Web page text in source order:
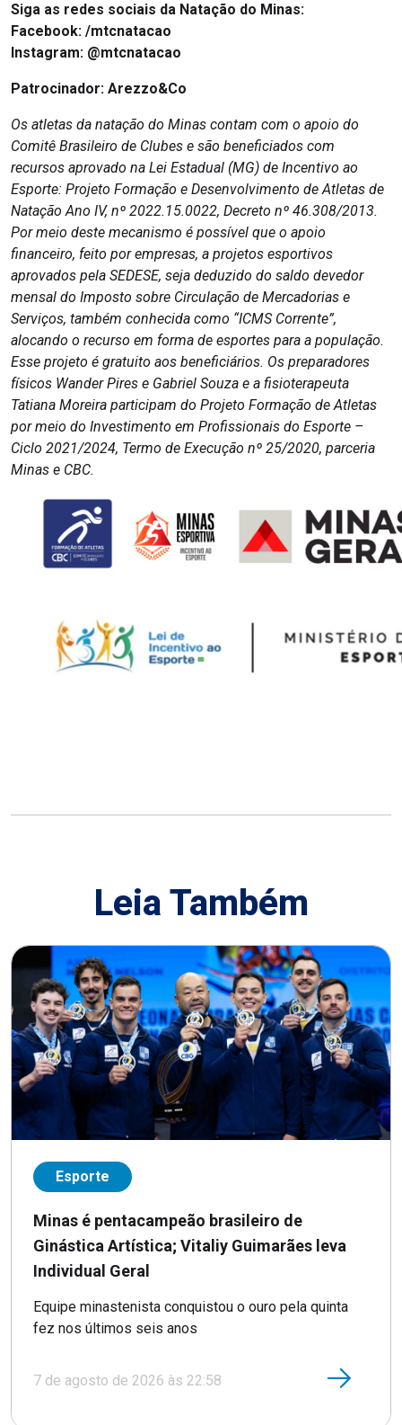
Siga as redes sociais da Natação do Minas:
Facebook: /mtcnatacao
Instagram: @mtcnatacao
Patrocinador: Arezzo&Co
Os atletas da natação do Minas contam com o apoio do
Comitê Brasileiro de Clubes e são beneficiados com
recursos aprovado na Lei Estadual (MG) de Incentivo ao
Esporte: Projeto Formação e Desenvolvimento de Atletas de
Natação Ano IV, nº 2022.15.0022, Decreto nº 46.308/2013.
Por meio deste mecanismo é possível que o apoio
financeiro, feito por empresas, a projetos esportivos
aprovados pela SEDESE, seja deduzido do saldo devedor
mensal do Imposto sobre Circulação de Mercadorias e
Serviços, também conhecida como “ICMS Corrente”,
alocando o recurso em forma de esportes para a população.
Esse projeto é gratuito aos beneficiários. Os preparadores
físicos Wander Pires e Gabriel Souza e a fisioterapeuta
Tatiana Moreira participam do Projeto Formação de Atletas
por meio do Investimento em Profissionais do Esporte –
Ciclo 2021/2024, Termo de Execução nº 25/2020, parceria
Minas e CBC.
Leia Também
Esporte
Minas é pentacampeão brasileiro de
Ginástica Artística; Vitaliy Guimarães leva
Individual Geral
Equipe minastenista conquistou o ouro pela quinta
fez nos últimos seis anos
7 de agosto de 2026 às 22:58